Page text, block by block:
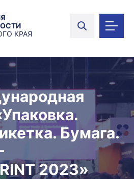
КРАЯ
Бумага.
2023»